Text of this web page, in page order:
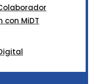
con MiDT